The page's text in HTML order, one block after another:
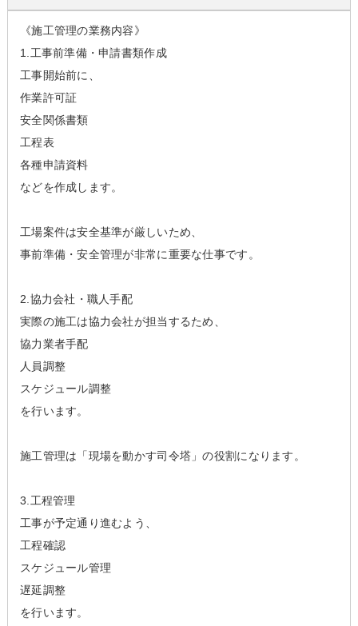
《施工管理の業務内容》
1.工事前準備・申請書類作成
工事開始前に、
作業許可証
安全関係書類
工程表
各種申請資料
などを作成します。
工場案件は安全基準が厳しいため、
事前準備・安全管理が非常に重要な仕事です。
2.協力会社・職人手配
実際の施工は協力会社が担当するため、
協力業者手配
人員調整
スケジュール調整
を行います。
施工管理は「現場を動かす司令塔」の役割になります。
3.工程管理
工事が予定通り進むよう、
工程確認
スケジュール管理
遅延調整
を行います。